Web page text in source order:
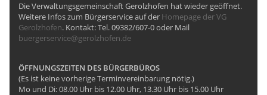
Die Verwaltungsgemeinschaft Gerolzhofen hat wieder geöffnet.
Weitere Infos zum Bürgerservice auf der Homepage der VG
Gerolzhofen. Kontakt: Tel. 09382/607-0 oder Mail
buergerservice@gerolzhofen.de
ÖFFNUNGSZEITEN DES BÜRGERBÜROS
(Es ist keine vorherige Terminvereinbarung nötig.)
Mo und Di: 08.00 Uhr bis 12.00 Uhr, 13.30 Uhr bis 15.00 Uhr